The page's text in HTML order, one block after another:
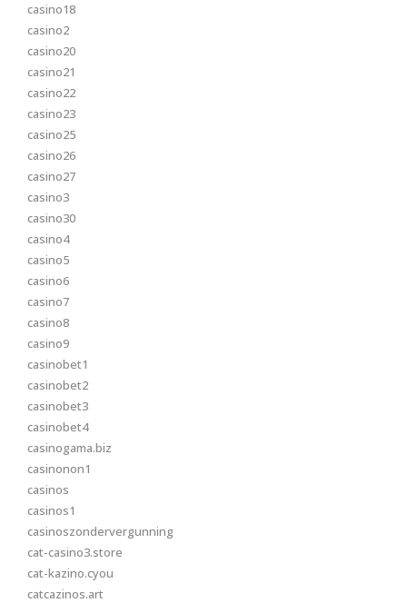
casino18
casino2
casino20
casino21
casino22
casino23
casino25
casino26
casino27
casino3
casino30
casino4
casino5
casino6
casino7
casino8
casino9
casinobet1
casinobet2
casinobet3
casinobet4
casinogama.biz
casinonon1
casinos
casinos1
casinoszondervergunning
cat-casino3.store
cat-kazino.cyou
catcazinos.art